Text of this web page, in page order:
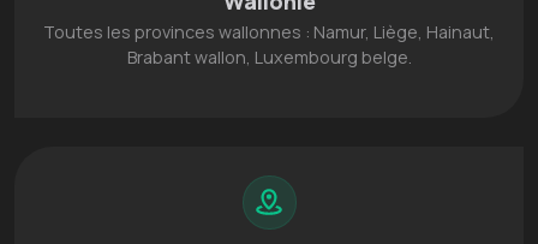
Toutes les provinces wallonnes : Namur, Liège, Hainaut,
Brabant wallon, Luxembourg belge.